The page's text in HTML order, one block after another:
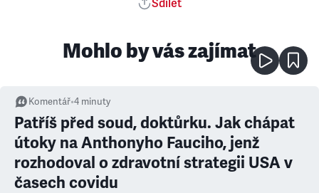
Sdílet
Mohlo by vás zajímat
Komentář•4 minuty
Patříš před soud, doktůrku. Jak chápat
útoky na Anthonyho Fauciho, jenž
rozhodoval o zdravotní strategii USA v
časech covidu